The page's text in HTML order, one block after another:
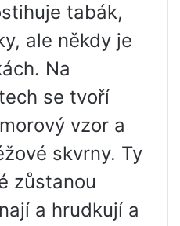
tabák,
ale někdy je
Na
se tvoří
vzor a
skvrny. Ty
zůstanou
a hrudkují a